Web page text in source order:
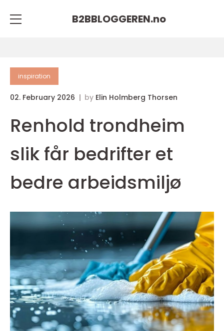
B2BBLOGGEREN.no
inspiration
02. February 2026 by Elin Holmberg Thorsen
Renhold trondheim
slik får bedrifter et
bedre arbeidsmiljø